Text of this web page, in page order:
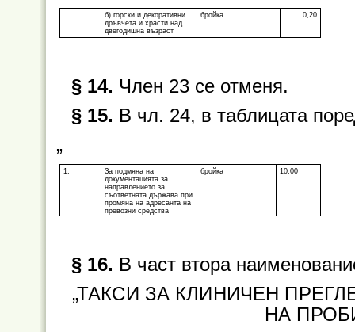
б) горски и декоративни
дръвчета и храсти над
двегодишна възраст
бройка 0,20
§ 14. Член 23 се отменя.
§ 15. В чл. 24, в таблицата
„
1.
За подмяна на
документацията за
направлението за
съответната държава при
промяна на адресанта на
превозни средства
бройка 10,00
§ 16. В част втора
„ТАКСИ ЗА КЛИНИЧЕН
НА